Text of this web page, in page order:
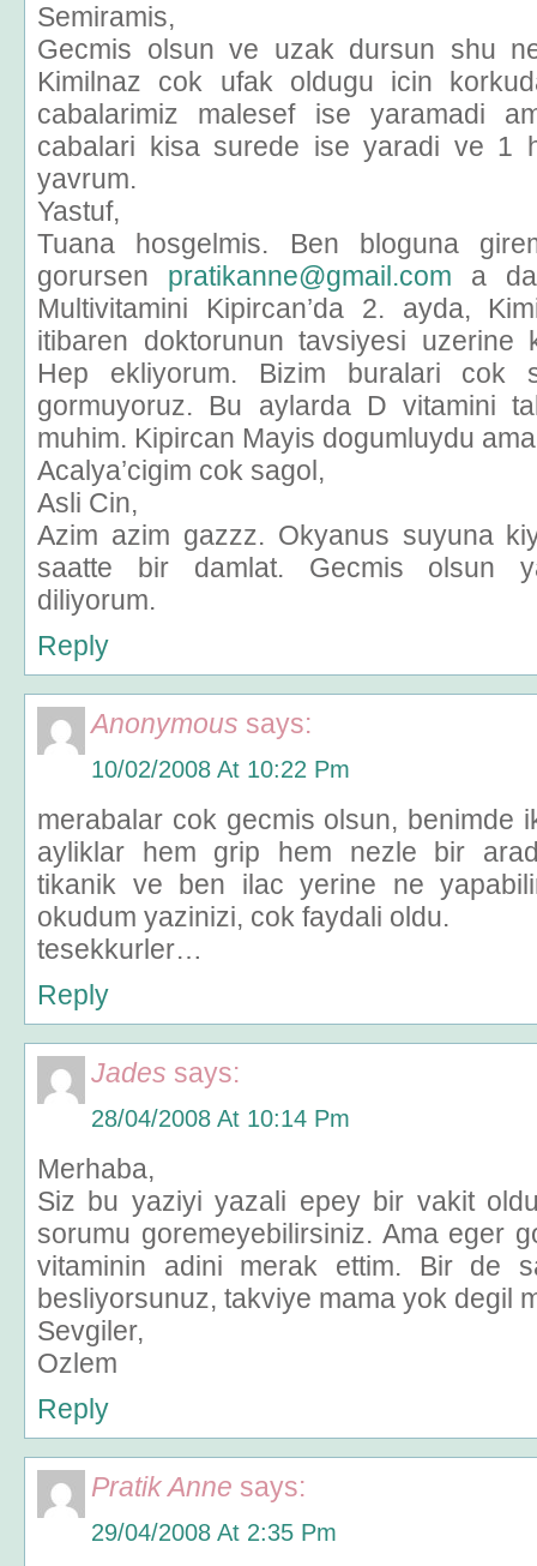
Semiramis,
Gecmis olsun ve uzak dursun shu
Kimilnaz cok ufak oldugu icin
cabalarimiz malesef ise yaramadi
cabalari kisa surede ise yaradi ve 1
yavrum.
Yastuf,
Tuana hosgelmis. Ben bloguna
gorursen pratikanne@gmail.com a
Multivitamini Kipircan’da 2. ayda,
itibaren doktorunun tavsiyesi uzerine
Hep ekliyorum. Bizim buralari cok
gormuyoruz. Bu aylarda D vitamini
muhim. Kipircan Mayis dogumluydu
Acalya’cigim cok sagol,
Asli Cin,
Azim azim gazzz. Okyanus suyuna
saatte bir damlat. Gecmis olsun
diliyorum.
Reply
Anonymous says:
10/02/2008 At 10:22 Pm
merabalar cok gecmis olsun, benimde
ayliklar hem grip hem nezle bir
tikanik ve ben ilac yerine ne
okudum yazinizi, cok faydali oldu.
tesekkurler…
Reply
Jades says:
28/04/2008 At 10:14 Pm
Merhaba,
Siz bu yaziyi yazali epey bir vakit
sorumu goremeyebilirsiniz. Ama eger
vitaminin adini merak ettim. Bir de
besliyorsunuz, takviye mama yok degil
Sevgiler,
Ozlem
Reply
Pratik Anne says:
29/04/2008 At 2:35 Pm